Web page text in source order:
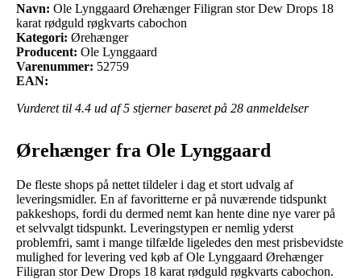
Navn: Ole Lynggaard Ørehænger Filigran stor Dew Drops 18
karat rødguld røgkvarts cabochon
Kategori: Ørehænger
Producent: Ole Lynggaard
Varenummer: 52759
EAN:
Vurderet til 4.4 ud af 5 stjerner baseret på 28 anmeldelser
Ørehænger fra Ole Lynggaard
De fleste shops på nettet tildeler i dag et stort udvalg af
leveringsmidler. En af favoritterne er på nuværende tidspunkt
pakkeshops, fordi du dermed nemt kan hente dine nye varer på
et selvvalgt tidspunkt. Leveringstypen er nemlig yderst
problemfri, samt i mange tilfælde ligeledes den mest prisbevidste
mulighed for levering ved køb af Ole Lynggaard Ørehænger
Filigran stor Dew Drops 18 karat rødguld røgkvarts cabochon.